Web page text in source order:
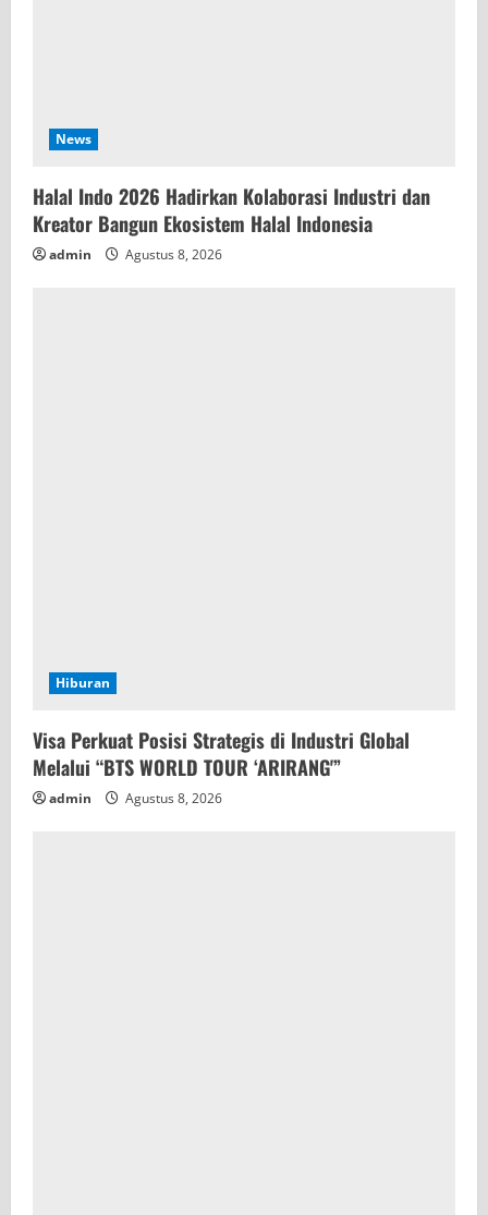
News
Halal Indo 2026 Hadirkan Kolaborasi Industri dan
Kreator Bangun Ekosistem Halal Indonesia
admin Agustus 8, 2026
Hiburan
Visa Perkuat Posisi Strategis di Industri Global
Melalui “BTS WORLD TOUR ‘ARIRANG'”
admin Agustus 8, 2026